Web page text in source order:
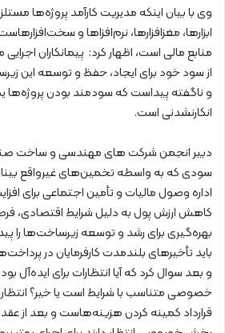
وی با بیان اینکه مدیریت کارآمد پروژه‌ها
ابزارها، مغزافزارها، نرم‌افزاها و
منابع مالی است، اظهار کرد: پیمانکاران
از سود خود برای ایجاد، حفظ و توسعه این
و ناگفته پیداست که سودمند بودن پروژه‌ها
انکارنشدنی است.
دبیر انجمن شرکت های مهندسی و ساخت
سودی که به واسطه تخمین‌های غیرواقع بینانه
اداره وصول مالیات و تأمین اجتماعی برای
کاهش ارزش پول به دلیل شرایط اقتصادی،
بهره‌گیری برای رشد و توسعه زیرساخت‌ها را
باید تأخیرهای بلندمدت کارفرمایان در
و بعد سوال کرد که آیا انتظارات برای
خصوصی متناسب با شرایط است یا خیر؟ انتظار
قرارداد کمینه کردن هزینه‌هاست و بعد از عقد